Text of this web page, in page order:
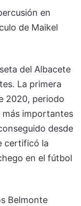
en
de Maikel
del Albacete
La primera
2020, periodo
más importantes
desde
certificó la
en el fútbol
Belmonte